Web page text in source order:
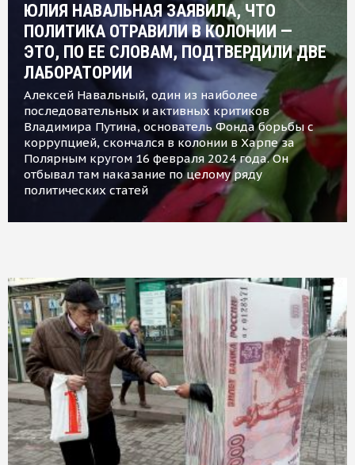
ЮЛИЯ НАВАЛЬНАЯ ЗАЯВИЛА, ЧТО
ПОЛИТИКА ОТРАВИЛИ В КОЛОНИИ —
ЭТО, ПО ЕЕ СЛОВАМ, ПОДТВЕРДИЛИ ДВЕ
ЛАБОРАТОРИИ
Алексей Навальный, один из наиболее
последовательных и активных критиков
Владимира Путина, основатель Фонда борьбы с
коррупцией, скончался в колонии в Харпе за
Полярным кругом 16 февраля 2024 года. Он
отбывал там наказание по целому ряду
политических статей